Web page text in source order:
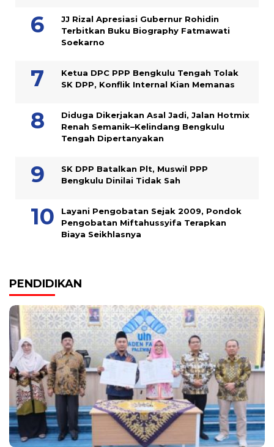
JJ Rizal Apresiasi Gubernur Rohidin
Terbitkan Buku Biography Fatmawati
Soekarno
Ketua DPC PPP Bengkulu Tengah Tolak
SK DPP, Konflik Internal Kian Memanas
Diduga Dikerjakan Asal Jadi, Jalan Hotmix
Renah Semanik–Kelindang Bengkulu
Tengah Dipertanyakan
SK DPP Batalkan Plt, Muswil PPP
Bengkulu Dinilai Tidak Sah
Layani Pengobatan Sejak 2009, Pondok
Pengobatan Miftahussyifa Terapkan
Biaya Seikhlasnya
PENDIDIKAN